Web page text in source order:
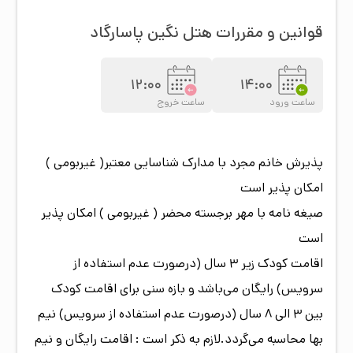
خاطر پنجره‌های دوجداره، صدای شلوغی خیابان به داخل
آب معدنی رایگان برایتان می‌گذارند. تلویزیون‌ها به آرشیو
فیلم و موسیقی وصل هستند و کمد لباس، تلفن پذیرش و
سوئیت‌های بزرگ‌تر را رزرو کنید، یک آشپزخانه کوچک برای
پخت‌وپزهای سبک دارید و از پنجره بعضی اتاق‌ها هم حرم
مطهر دیده می‌شود.
ملزومات بهداشتی و حمام اتاق
برای حمام و سرویس بهداشتی نیازی نیست وسیله خاصی
همراهتان بیاورید. داخل حمام‌ها سشوار و دمپایی گذاشته
شده و بعضی اتاق‌های لوکس وان هم دارند. سرویس
بهداشتی ایرانی و فرنگی در واحدها هست و سوئیت‌های
قوانین و مقررات هتل نگین پاسارگاد
ساعت ورود
14:00
ساعت خروج
12:00
پذیرش خانم مجرد با مدارک شناسایی معتبر( غیربومی )
امکان پذیر است
صیغه نامه با مهر برجسته محضر ( غیربومی ) امکان پذیر
است
اقامت کودک زیر 3 سال (درصورت عدم استفاده از
سرویس) رایگان می‌باشد و بازه سنی برای اقامت کودک
بین 3 الی 8 سال (درصورت عدم استفاده از سرویس) نیم
بها محاسبه می‌گردد.لازم به ذکر است : اقامت رایگان و نیم